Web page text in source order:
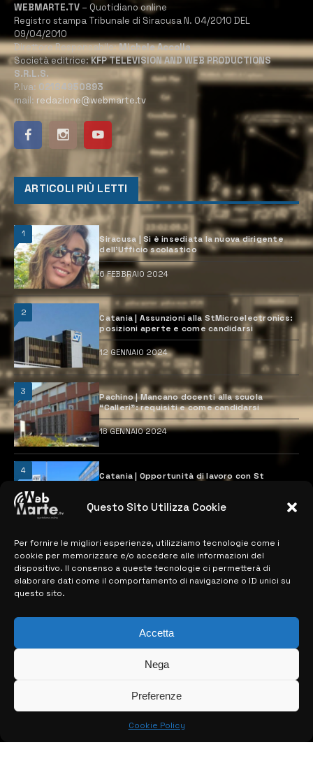
Questo Sito Utilizza Cookie
Per fornire le migliori esperienze, utilizziamo tecnologie come i
cookie per memorizzare e/o accedere alle informazioni del
dispositivo. Il consenso a queste tecnologie ci permetterà di
elaborare dati come il comportamento di navigazione o ID unici su
questo sito.
Accetta
Nega
Preferenze
Cookie Policy
WEBMARTE.TV – Quotidiano online
Registro stampa Tribunale di Siracusa N. 04/2010 DEL
09/04/2010
Direttore Responsabile:Michele Accolla
Società editrice:KFP TELEVISION AND WEB PRODUCTIONS
S.R.L.S.
P.Iva: 02184950893
mail: redazione@webmarte.tv
ARTICOLI PIÙ LETTI
1
Siracusa | Si è insediata la nuova dirigente
dell’Ufficio scolastico
6 FEBBRAIO 2024
2
Catania | Assunzioni alla StMicroelectronics:
posizioni aperte e come candidarsi
12 GENNAIO 2024
3
Pachino | Mancano docenti alla scuola
“Calleri”: requisiti e come candidarsi
18 GENNAIO 2024
4
Catania | Opportunità di lavoro con St
28 MARZO 2024
MAPPA DEL SITO
> NOTIZIE
> CONTATTI